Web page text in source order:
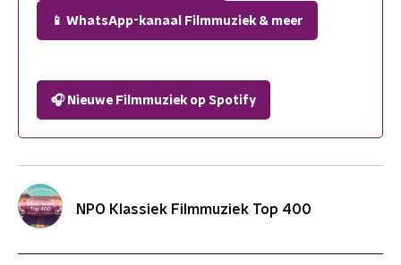
📱 WhatsApp-kanaal Filmmuziek & meer
🎧 Nieuwe Filmmuziek op Spotify
NPO Klassiek Filmmuziek Top 400